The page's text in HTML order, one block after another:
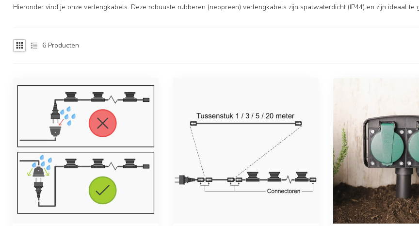
Hieronder vind je onze verlengkabels. Deze robuuste rubberen (neopreen) verlengkabels zijn spatwaterdicht (IP44) en zijn ideaal
6 Producten